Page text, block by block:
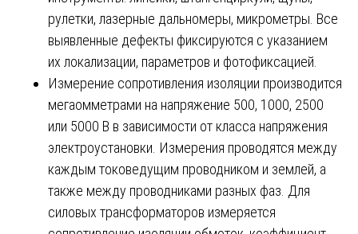
рулетки, лазерные дальномеры, микрометры. Все
выявленные дефекты фиксируются с указанием
их локализации, параметров и фотофиксацией.
Измерение сопротивления изоляции производится
мегаомметрами на напряжение 500, 1000, 2500
или 5000 В в зависимости от класса напряжения
электроустановки. Измерения проводятся между
каждым токоведущим проводником и землей, а
также между проводниками разных фаз. Для
силовых трансформаторов измеряется